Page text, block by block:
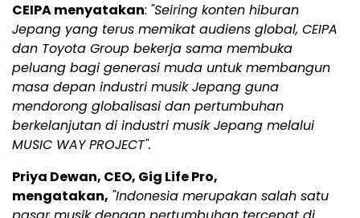
CEIPA menyatakan: "Seiring konten hiburan
Jepang yang terus memikat audiens global, CEIPA
dan Toyota Group bekerja sama membuka
peluang bagi generasi muda untuk membangun
masa depan industri musik Jepang guna
mendorong globalisasi dan pertumbuhan
berkelanjutan di industri musik Jepang melalui
MUSIC WAY PROJECT".
Priya Dewan, CEO, Gig Life Pro,
mengatakan, "Indonesia merupakan salah satu